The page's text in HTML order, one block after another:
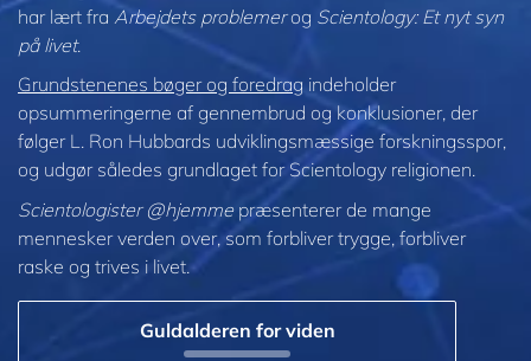
har lært fra Arbejdets problemerog Scientology: Et nyt syn
på livet.
Grundstenenes bøger og foredrag indeholder
opsummeringerne af gennembrud og konklusioner, der
følger L. Ron Hubbards udviklingsmæssige forskningsspor,
og udgør således grundlaget for Scientology religionen.
Scientologister @hjemmepræsenterer de mange
mennesker verden over, som forbliver trygge, forbliver
raske og trives i livet.
Guldalderen for viden